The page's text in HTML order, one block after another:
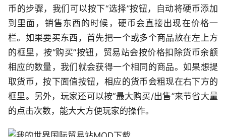
币的步骤，我们可以按下“选择”按钮，自动将硬币添加
到里面，销售东西的时候，硬币会直接出现在价格一
栏。如果要买东西，首先把一个或多个商品放在左上方
的框里，按“购买”按钮，贸易站会按价格扣除货币余额
相应的数量，我们就会获得一个相同的商品。如果想提
取货币，按下面值按钮，相应的货币会粗现在右下方的
框里。另外，玩家还可以按“最大购买/出售”来节省大量
的点击次数，能大大方便玩家的操作。